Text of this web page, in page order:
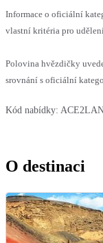
Informace o oficiální
vlastní kritéria pro
Polovina hvězdičky
srovnání s oficiální
Kód nabídky:
O destinaci